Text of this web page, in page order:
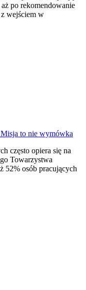
po rekomendowanie
wejściem w
to nie wymówka
często opiera się na
Towarzystwa
52% osób pracujących